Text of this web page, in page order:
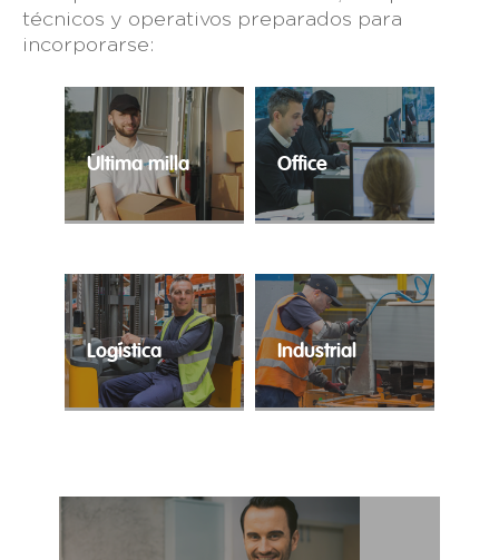
técnicos y operativos preparados para
incorporarse:
Última milla
El e-commerce ha
alcanzado cuotas
profesionales expertos
en la distribución
puerta a puerta.
Office
Contratación ágil para
la cobertura de
administrativos.
Logística
Trabajo temporal para
cubrir los
Industrial
Tu industria en las
mejores manos.